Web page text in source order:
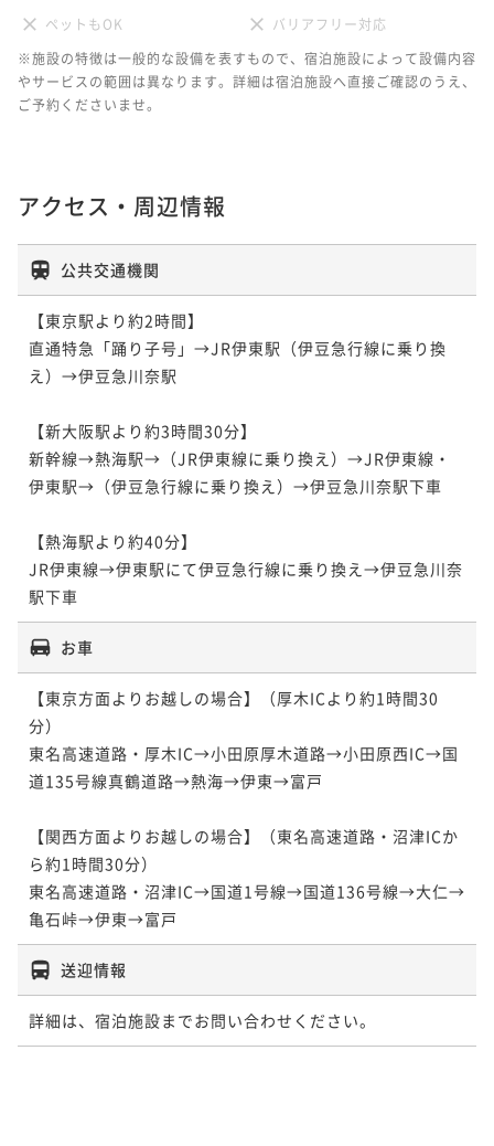
ペットもOK
バリアフリー対応
※施設の特徴は一般的な設備を表すもので、宿泊施設によって設備内容
やサービスの範囲は異なります。詳細は宿泊施設へ直接ご確認のうえ、
ご予約くださいませ。
アクセス・周辺情報
公共交通機関
【東京駅より約2時間】
直通特急「踊り子号」→JR伊東駅（伊豆急行線に乗り換
え）→伊豆急川奈駅
【新大阪駅より約3時間30分】
新幹線→熱海駅→（JR伊東線に乗り換え）→JR伊東線・
伊東駅→（伊豆急行線に乗り換え）→伊豆急川奈駅下車
【熱海駅より約40分】
JR伊東線→伊東駅にて伊豆急行線に乗り換え→伊豆急川奈
駅下車
お車
【東京方面よりお越しの場合】（厚木ICより約1時間30
分）
東名高速道路・厚木IC→小田原厚木道路→小田原西IC→国
道135号線真鶴道路→熱海→伊東→富戸
【関西方面よりお越しの場合】（東名高速道路・沼津ICか
ら約1時間30分）
東名高速道路・沼津IC→国道1号線→国道136号線→大仁→
亀石峠→伊東→富戸
送迎情報
詳細は、宿泊施設までお問い合わせください。